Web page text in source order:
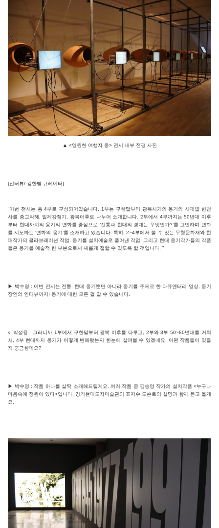
▲ <영원한 여행자 옹> 전시 내부 전경 사진
[인터뷰/ 김한별 큐레이터]
“이번 전시는 총 4부로 구성되어있습니다. 1부는 구한말부터 광복시기의 옹기의 시대별 변천
사를 종교박해, 일제강점기, 광복이후로 나누어 소개합니다. 2부에서 4부까지는 50년대 이후
부터 현대까지의 옹기의 변화를 중심으로 ‘전통과 현대의 경계는 무엇인가?’를 고민하며 변화
를 시도하는 ‘변화의 옹기’를 소개하고 있습니다. 특히, 2~4부에서 볼 수 있는 무형문화재와 현
대작가의 콜라보레이션 작업, 옹기를 설치예술로 풀어낸 작업, 그리고 현대 옹기작가들의 작품
들은 옹기를 예술적 한 부분으로서 새롭게 접할 수 있도록 할 것입니다. ”
▶ 박수영 : 이번 전시는 전통, 현대 옹기뿐만 아니라 옹기를 주제로 한 다큐멘터리 영상, 옹기
장인의 인터뷰까지! 옹기에 대한 모든 걸 알 수 있습니다.
○ 박성용 : 그러니까 1부에서 구한말부터 광복 이후를 다루고, 2부와 3부 50~80년대를 거쳐
서, 4부 현대까지 옹기가 어떻게 변해왔는지 한눈에 살펴볼 수 있겠네요. 어떤 작품들이 있을
지 궁금한데요?
▶ 박수영 : 작품 하나를 살짝 소개해드릴게요. 여러 작품 중 김승영 작가의 설치작품 <누구나
마음속에 정원이 있다>입니다. 경기현대도자미술관의 표지수 도슨트의 설명과 함께 듣고 올게
요.